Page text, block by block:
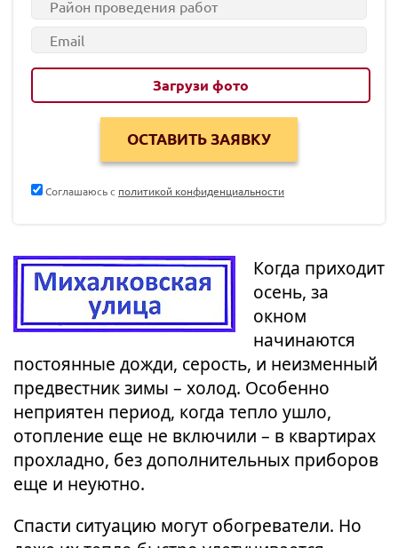
Когда приходит
осень, за
окном
начинаются
постоянные дожди, серость, и неизменный
предвестник зимы – холод. Особенно
неприятен период, когда тепло ушло,
отопление еще не включили – в квартирах
прохладно, без дополнительных приборов
еще и неуютно.
Спасти ситуацию могут обогреватели. Но
Загрузи фото
Соглашаюсь с политикой конфиденциальности